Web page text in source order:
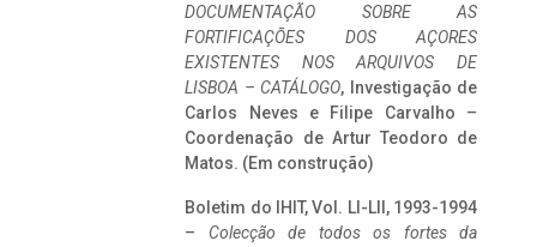
DOCUMENTAÇÃO SOBRE AS
FORTIFICAÇÕES DOS AÇORES
EXISTENTES NOS ARQUIVOS DE
LISBOA – CATÁLOGO, Investigação de
Carlos Neves e Filipe Carvalho –
Coordenação de Artur Teodoro de
Matos. (Em construção)
Boletim do IHIT, Vol. LI-LII, 1993-1994
– Colecção de todos os fortes da